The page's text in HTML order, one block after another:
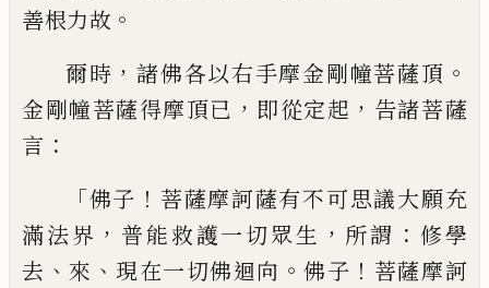
善根力故 。
爾時 ，諸佛各以右手摩金剛幢菩薩頂 。
金剛幢菩薩得摩頂已 ， 即從定起 ， 告諸菩薩
言 ：
「佛子 ！ 菩薩摩訶薩有不可思議大願充
滿法界 ， 普能救護一切眾生 ， 所謂 ： 修學
去 、 來 、 現在一切佛迴向 。佛子 ！ 菩薩摩訶